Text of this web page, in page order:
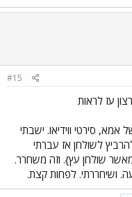
#15
עז לראות
סירטי ווידיאו. ישבתי
לשולחן אז עברתי
שולחן עץ}. וזה משחרר.
ושיחררתי. לפחות קצת.